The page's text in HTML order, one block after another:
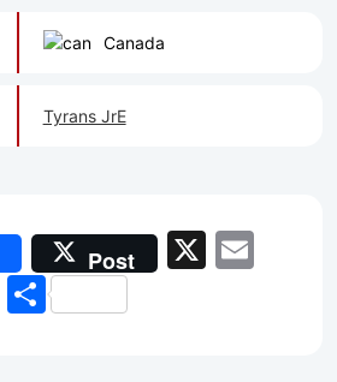
Canada
Tyrans JrE
Post X
Share